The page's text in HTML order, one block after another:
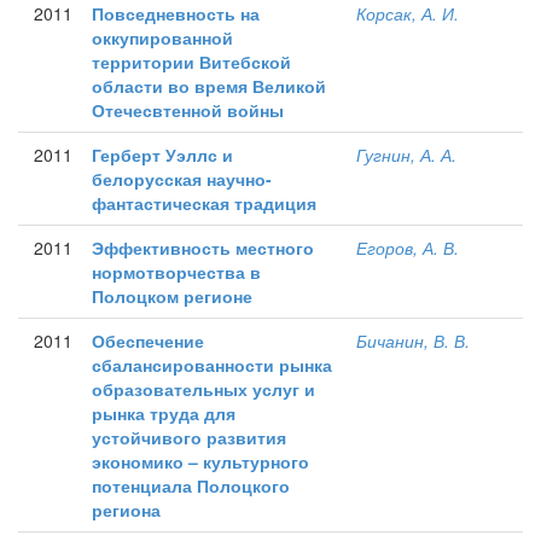
2011
Повседневность на
оккупированной
территории Витебской
области во время Великой
Отечесвтенной войны
Корсак, А. И.
2011
Герберт Уэллс и
белорусская научно-
фантастическая традиция
Гугнин, А. А.
2011
Эффективность местного
нормотворчества в
Полоцком регионе
Егоров, А. В.
2011
Обеспечение
сбалансированности рынка
образовательных услуг и
рынка труда для
устойчивого развития
экономико – культурного
потенциала Полоцкого
региона
Бичанин, В. В.